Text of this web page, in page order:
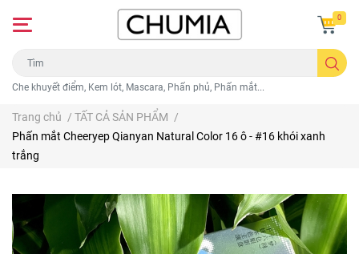
Che khuyết điểm, Kem lót, Mascara, Phấn phủ, Phấn mắt...
0
Trang chủ / TẤT CẢ SẢN PHẨM /
Phấn mắt Cheeryep Qianyan Natural Color 16 ô - #16 khói xanh
trắng